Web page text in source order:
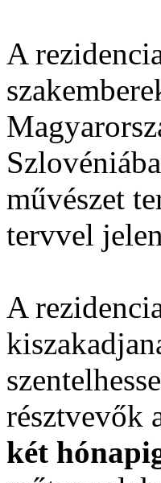
A
művészet
tervvel
A
résztvevők
két